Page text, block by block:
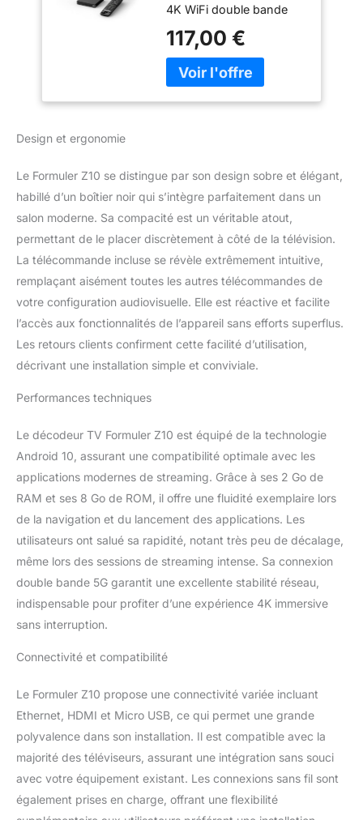
4K WiFi double bande
HDR 10
117,00 €
Design et ergonomie
Le Formuler Z10 se distingue par son design sobre et élégant,
habillé d’un boîtier noir qui s’intègre parfaitement dans un
salon moderne. Sa compacité est un véritable atout,
permettant de le placer discrètement à côté de la télévision.
La télécommande incluse se révèle extrêmement intuitive,
remplaçant aisément toutes les autres télécommandes de
votre configuration audiovisuelle. Elle est réactive et facilite
l’accès aux fonctionnalités de l’appareil sans efforts superflus.
Les retours clients confirment cette facilité d’utilisation,
décrivant une installation simple et conviviale.
Performances techniques
Le décodeur TV Formuler Z10 est équipé de la technologie
Android 10, assurant une compatibilité optimale avec les
applications modernes de streaming. Grâce à ses 2 Go de
RAM et ses 8 Go de ROM, il offre une fluidité exemplaire lors
de la navigation et du lancement des applications. Les
utilisateurs ont salué sa rapidité, notant très peu de décalage,
même lors des sessions de streaming intense. Sa connexion
double bande 5G garantit une excellente stabilité réseau,
indispensable pour profiter d’une expérience 4K immersive
sans interruption.
Connectivité et compatibilité
Le Formuler Z10 propose une connectivité variée incluant
Ethernet, HDMI et Micro USB, ce qui permet une grande
polyvalence dans son installation. Il est compatible avec la
majorité des téléviseurs, assurant une intégration sans souci
avec votre équipement existant. Les connexions sans fil sont
également prises en charge, offrant une flexibilité